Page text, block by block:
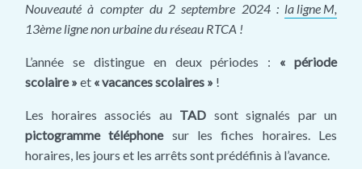
Nouveauté à compter du 2 septembre 2024 : la ligne M,
13ème ligne non urbaine du réseau RTCA !
L’année se distingue en deux périodes : « période
scolaire » et « vacances scolaires » !
Les horaires associés auTAD sont signalés par un
pictogramme téléphonesur les fiches horaires. Les
horaires, les jours et les arrêts sont prédéfinis à l’avance.